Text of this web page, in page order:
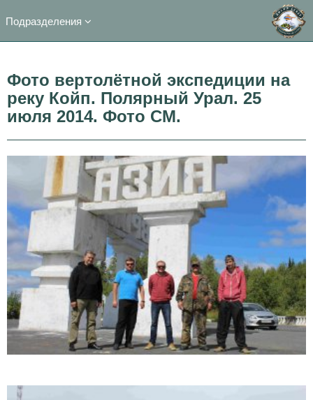
Подразделения
Фото вертолётной экспедиции на
реку Койп. Полярный Урал. 25
июля 2014. Фото СМ.